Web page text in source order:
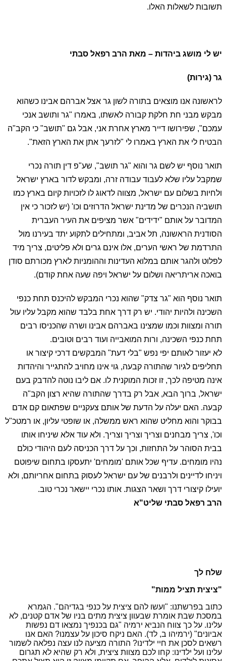
תשובות לשאלות האלו.
יש לי מושג ביהדות – מאת הרב רפאל סבתי
גר (גירות)
לראשונה אנו מוצאים בתורה לשון גר אצל אברהם אבינו כשהוא
מבקש מבני חת חלקת קבורה לאשתו, באמרו "גר ותושב אנכי
עמכם", שפירושו דייר מארץ אחרת אני, אבל גם "תושב" כי הקב"ה
הבטיח לי את הארץ באמרו לי "לזרעך אתן את הארץ הזאת".
תואר נוסף יש לשם גר והוא "גר תושב", שע"פ דין תורה נכרי
שמקבל עליו שלא לעבוד עבודה זרה, ומבקש לדור בארץ ישראל
ולחיות בשלום עם ישראל, מצווה לדאוג לו לזכויות קיום בארץ כמו
תושביה הנכרים של מדינת ישראל הדרוזים וכו' (יש לזכור כי אין
המדובר על אותם "ידידים" אשר מציפים את העיר העברית
הסודנית הראשונה, תל אביב, ומתחילים לתקוע יתד בעירנו מול
התרדמת של ראשי הערים, אלו אינם גרים ולא פליטים, צריך מיד
לפלוט ולהגר אותם במלוא העדינות וההומניות לארץ מכורתם סודן
בואכה אריתריאה ושלום על ישראל ויפה שעה אחת קודם).
תואר נוסף הוא "גר צדק" שהוא נכרי המבקש להיכנס תחת כנפי
השכינה ולהיות יהודי. יש רק דרך אחת בלבד שהוא מקבל עליו עול
תורה ומצוות וכמו שמצינו באברהם אבינו ושרה שהכניסו רבים
תחת כנפי השכינה, ורות המואבייה ועוד רבים וטובים.
לא יעזור לאותם יפי נפש "בלי דעת" המבקשים דרכי קיצור או
תחליפים לגיור שהתורה קבעה, גוי אינו מחויב להתגייר והיהדות
אינה מטיפה לכך, זו זכות המוקנית לו. אם ליבו נוטה להדבק בעם
ישראל, ברוך הבא, אבל רק בדרך שהתורה שהיא רצון הקב"ה
קבעה. האם יעלה על הדעת של אותם צעקניים שפתאום קם אדם
בבוקר והוא מחליט שהוא ראש ממשלה, או שופטי עליון, או רמטכ"ל
וכו', צריך מבחנים וצריך וצריך וצריך. ולא עוד אלא שיניחו אותו
בבית הסוהר על התחזות, וכך על דרך הכניסה לעם היהודי כולם
נהיו מומחים. עדיף שכל אותם 'מומחים' יתעסקו בתחום שיפוטם
ויניחו לדיינים ולרבנים של עם ישראל לעסוק בתחום אחריותם, ולא
יועילו קיצורי דרך ושאר הצגות. אותו נכרי יישאר נכרי טוב.
הרב רפאל סבתי שליט"א
שלח לך
"ציצית תציל ממות"
כתוב בפרשתנו: "ועשו להם ציצית על כנפי בגדיהם". הגמרא
במסכת שבת אומרת שבעוון ציצית מתים בניו של אדם קטנים, לא
עלינו. על כך צווח הנביא ירמיה "גם בכנפיך נמצאו דם נפשות
אביונים" (ירמיהו ב, לד). האם ניקח סיכון על עצמנו? האם אנו
רשאים לסכן את חיי ילדינו? התורה מציעה לנו עצה נפלאה לשמור
עלינו ועל ילדינו: קחו לכם מצוות ציצית, ולא רק שהיא לא תגרום